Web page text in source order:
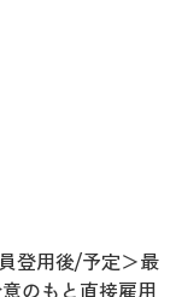
登用後/予定＞最
のもと直接雇用